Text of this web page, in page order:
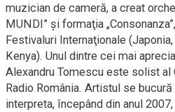
muzician de cameră, a creat
MUNDI” şi formaţia
Festivaluri Internaţionale
Kenya). Unul dintre cei mai
Alexandru Tomescu este solist al
Radio România. Artistul se
interpreta, începând din anul